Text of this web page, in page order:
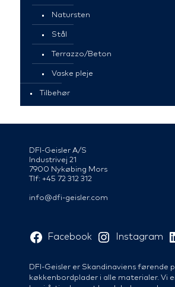
Natursten
Stål
Terrazzo/Beton
Vaske pleje
Tilbehør
DFI-Geisler A/S
Industrivej 21
7900 Nykøbing Mors
Tlf: +45 72 312 312
info@dfi-geisler.com
Facebook Instagram
DFI-Geisler er Skandinaviens førende
køkkenbordplader i alle materialer. Vi